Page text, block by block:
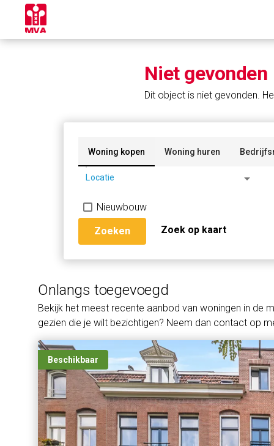
Niet gevonden
Dit object is niet gevonden.
Woning kopen Woning huren
Locatie arrow_drop_down
Nieuwbouw
Zoeken Zoek op kaart
Onlangs toegevoegd
Bekijk het meest recente aanbod van woningen in de
gezien die je wilt bezichtigen? Neem dan contact op
Beschikbaar